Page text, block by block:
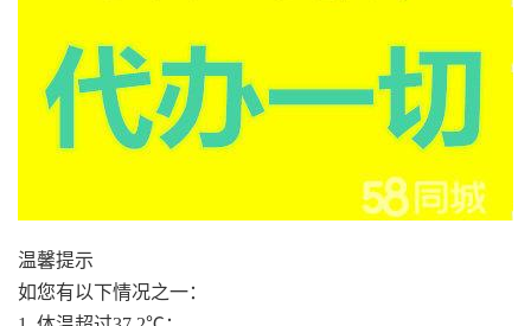
温馨提示
如您有以下情况之一：